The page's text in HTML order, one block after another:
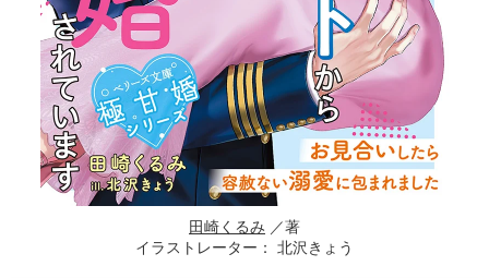
田崎くるみ ／著
イラストレーター： 北沢きょう